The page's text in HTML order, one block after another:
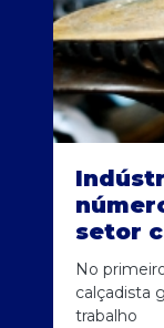
setor
No
calçadista
trabalho